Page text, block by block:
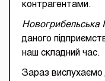
контрагентами.
Новогрибельська
даного
наш складний час.
Зараз вислухаємо